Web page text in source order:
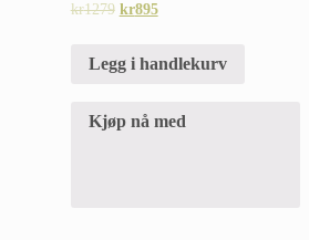
kr1279 kr895
Legg i handlekurv
Kjøp nå med